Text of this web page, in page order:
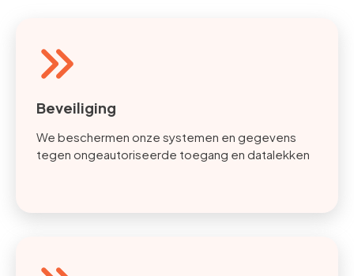
Beveiliging
We beschermen onze systemen en gegevens
tegen ongeautoriseerde toegang en datalekken